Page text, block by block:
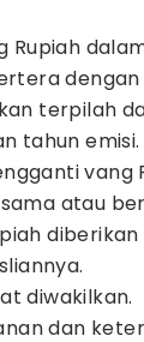
Rupiah
terpilah
tahun emisi.
vang
atau
diwakilkan.
dan